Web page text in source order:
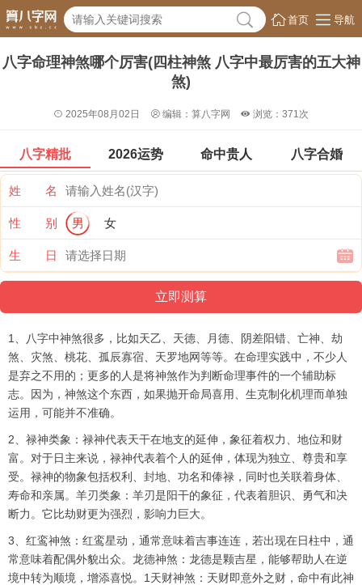
导航
首页
八字命理神煞哪个厉害(四柱神煞 八字中最厉害的五大神
煞)
 2025年08月02日 编辑：算八字网 浏览：371次
八字精批 2026运势 命中贵人 八字合婚
姓 名
性 别 男 女
生 日
1、八字中神煞很多，比如天乙、天德、月德、阴差阳错、亡神、劫
煞、灾煞、桃花、孤辰寡宿、天罗地网等等。在命理实践中，不少人
是弃之不用的；更多的人是将神煞作为判断命理事件的一个辅助标
志。因为，神煞这个东西，如果抛开命局喜用、生克制化机理而单独
运用，可能并不准确。
2、禄神类象：禄神代表天干在地支的延伸，象征着权力、地位和财
富。对于日主来说，禄神代表着个人的延伸，体现为独立、尊贵和享
受。禄神的物象包括权利、封地、功名和俸禄，同时也关联着身体、
寿命和亲属。羊刃类象：羊刃是阳干的象征，代表着胆识、勇气和决
断力。它比劫财更为强烈，影响力巨大。
3、红鸾神煞：红鸾星动，通常意味着吉事连连，若出现在日柱中，通
常意味着配偶外貌出众。龙德神煞：龙德是颗吉星，能够帮助人在逆
境中转为顺境，增添喜悦。1天财神煞：天财即意外之财，命中有此神